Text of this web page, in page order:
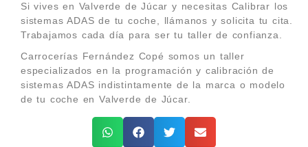
Si vives en Valverde de Júcar y necesitas Calibrar los
sistemas ADAS de tu coche, llámanos y solicita tu cita.
Trabajamos cada día para ser tu taller de confianza.
Carrocerías Fernández Copé somos un taller
especializados en la programación y calibración de
sistemas ADAS indistintamente de la marca o modelo
de tu coche en Valverde de Júcar.